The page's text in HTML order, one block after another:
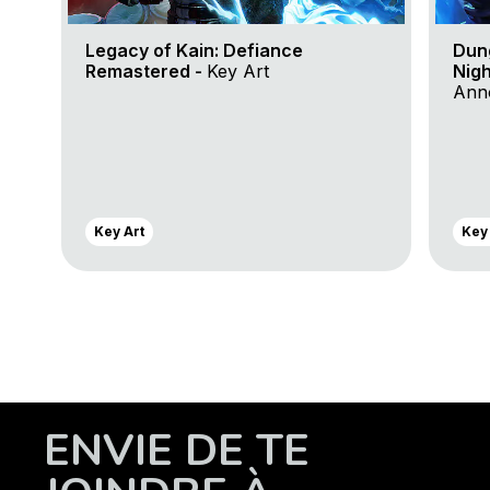
Legacy of Kain: Defiance
Remastered - Key Art
Key Art
ENVIE DE TE